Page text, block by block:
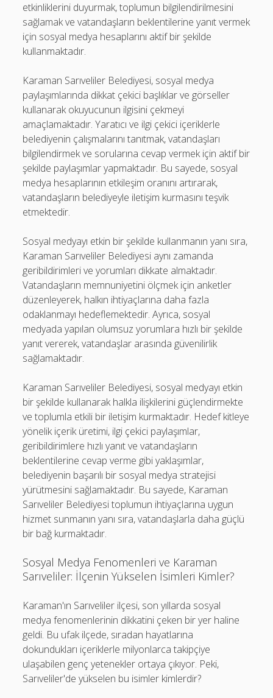
etkinliklerini duyurmak, toplumun bilgilendirilmesini
sağlamak ve vatandaşların beklentilerine yanıt vermek
için sosyal medya hesaplarını aktif bir şekilde
kullanmaktadır.
Karaman Sarıveliler Belediyesi, sosyal medya
paylaşımlarında dikkat çekici başlıklar ve görseller
kullanarak okuyucunun ilgisini çekmeyi
amaçlamaktadır. Yaratıcı ve ilgi çekici içeriklerle
belediyenin çalışmalarını tanıtmak, vatandaşları
bilgilendirmek ve sorularına cevap vermek için aktif bir
şekilde paylaşımlar yapmaktadır. Bu sayede, sosyal
medya hesaplarının etkileşim oranını artırarak,
vatandaşların belediyeyle iletişim kurmasını teşvik
etmektedir.
Sosyal medyayı etkin bir şekilde kullanmanın yanı sıra,
Karaman Sarıveliler Belediyesi aynı zamanda
geribildirimleri ve yorumları dikkate almaktadır.
Vatandaşların memnuniyetini ölçmek için anketler
düzenleyerek, halkın ihtiyaçlarına daha fazla
odaklanmayı hedeflemektedir. Ayrıca, sosyal
medyada yapılan olumsuz yorumlara hızlı bir şekilde
yanıt vererek, vatandaşlar arasında güvenilirlik
sağlamaktadır.
Karaman Sarıveliler Belediyesi, sosyal medyayı etkin
bir şekilde kullanarak halkla ilişkilerini güçlendirmekte
ve toplumla etkili bir iletişim kurmaktadır. Hedef kitleye
yönelik içerik üretimi, ilgi çekici paylaşımlar,
geribildirimlere hızlı yanıt ve vatandaşların
beklentilerine cevap verme gibi yaklaşımlar,
belediyenin başarılı bir sosyal medya stratejisi
yürütmesini sağlamaktadır. Bu sayede, Karaman
Sarıveliler Belediyesi toplumun ihtiyaçlarına uygun
hizmet sunmanın yanı sıra, vatandaşlarla daha güçlü
bir bağ kurmaktadır.
Sosyal Medya Fenomenleri ve Karaman
Sarıveliler: İlçenin Yükselen İsimleri Kimler?
Karaman'ın Sarıveliler ilçesi, son yıllarda sosyal
medya fenomenlerinin dikkatini çeken bir yer haline
geldi. Bu ufak ilçede, sıradan hayatlarına
dokundukları içeriklerle milyonlarca takipçiye
ulaşabilen genç yetenekler ortaya çıkıyor. Peki,
Sarıveliler'de yükselen bu isimler kimlerdir?